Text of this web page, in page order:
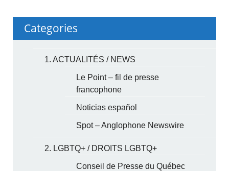
Categories
1. ACTUALITÉS / NEWS
Le Point – fil de presse
francophone
Noticias español
Spot – Anglophone Newswire
2. LGBTQ+ / DROITS LGBTQ+
Conseil de Presse du Québec